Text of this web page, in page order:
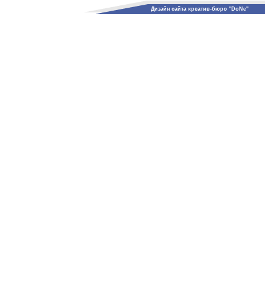
Дизайн сайта креатив-бюро "DoNe"